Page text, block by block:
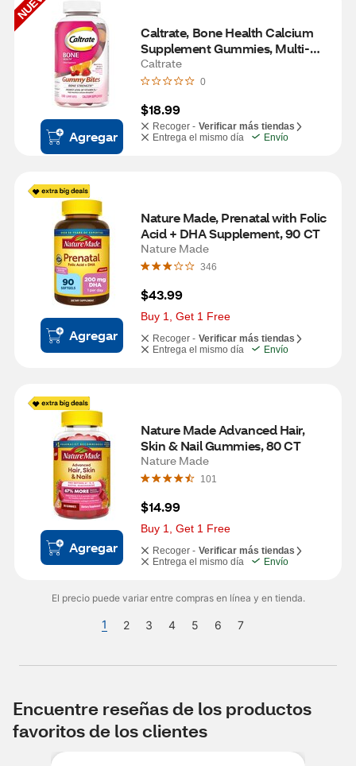
Agregar
Caltrate, Bone Health Calcium
Supplement Gummies, Multi-
flavor, 100 CT
Caltrate
0
$18.99
Recoger - Verificar más tiendas
Entrega el mismo día
Envío
Agregar
Nature Made, Prenatal with Folic
Acid + DHA Supplement, 90 CT
Nature Made
346
$43.99
Buy 1, Get 1 Free
Recoger - Verificar más tiendas
Entrega el mismo día
Envío
Agregar
Nature Made Advanced Hair,
Skin & Nail Gummies, 80 CT
Nature Made
101
$14.99
Buy 1, Get 1 Free
Recoger - Verificar más tiendas
Entrega el mismo día
Envío
El precio puede variar entre compras en línea y en tienda.
1 2 3 4 5 6 7
Encuentre reseñas de los productos
favoritos de los clientes